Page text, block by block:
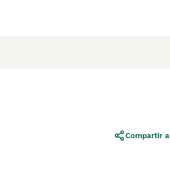
Compartir